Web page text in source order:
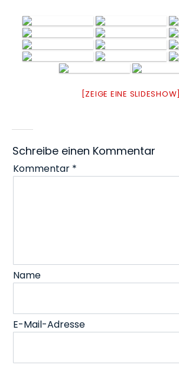
[ZEIGE EINE SLIDESHOW]
Schreibe einen Kommentar
Kommentar *
Name
E-Mail-Adresse